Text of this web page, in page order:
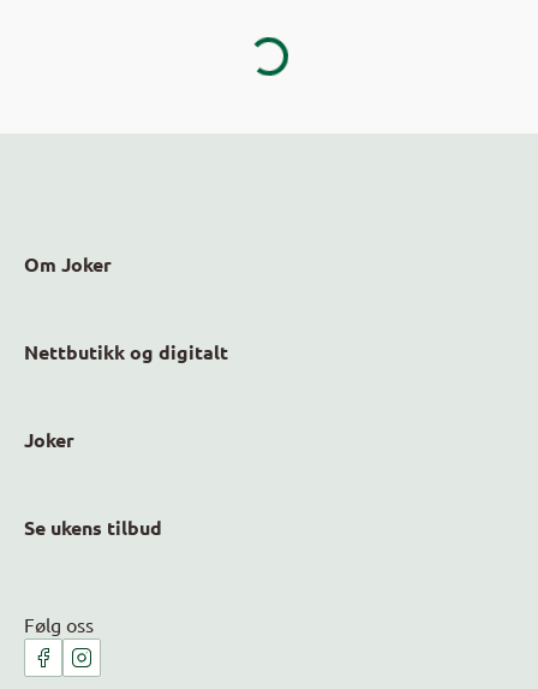
Om Joker
Nettbutikk og digitalt
Joker
Se ukens tilbud
Følg oss